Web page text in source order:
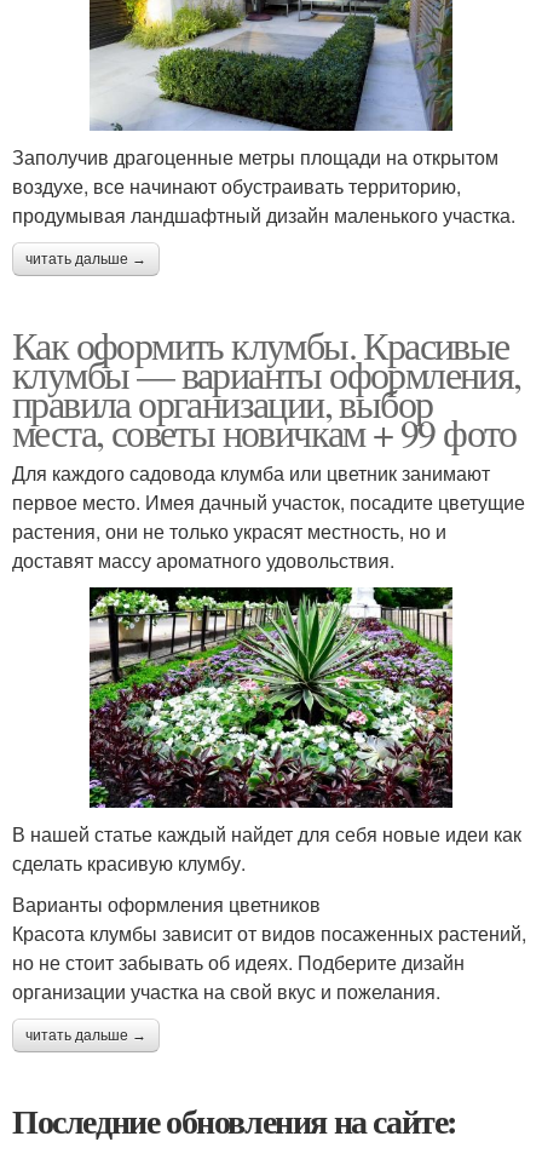
Заполучив драгоценные метры площади на открытом
воздухе, все начинают обустраивать территорию,
продумывая ландшафтный дизайн маленького участка.
читать дальше →
Как оформить клумбы. Красивые
клумбы — варианты оформления,
правила организации, выбор
места, советы новичкам + 99 фото
Для каждого садовода клумба или цветник занимают
первое место. Имея дачный участок, посадите цветущие
растения, они не только украсят местность, но и
доставят массу ароматного удовольствия.
В нашей статье каждый найдет для себя новые идеи как
сделать красивую клумбу.
Варианты оформления цветников
Красота клумбы зависит от видов посаженных растений,
но не стоит забывать об идеях. Подберите дизайн
организации участка на свой вкус и пожелания.
читать дальше →
Последние обновления на сайте: